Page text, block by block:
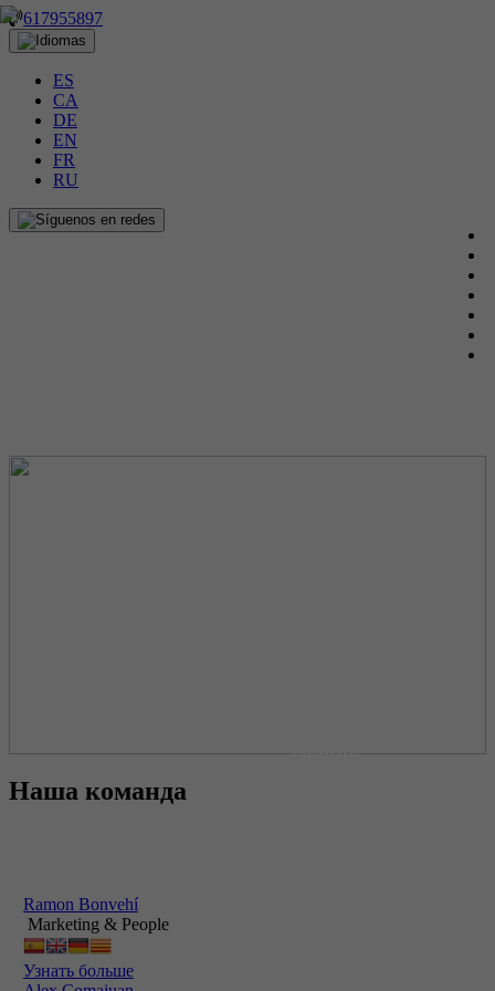
617955897
ES
CA
DE
EN
FR
RU
сервис
Наша команда
Ramon Bonvehí
Marketing & People
Узнать больше